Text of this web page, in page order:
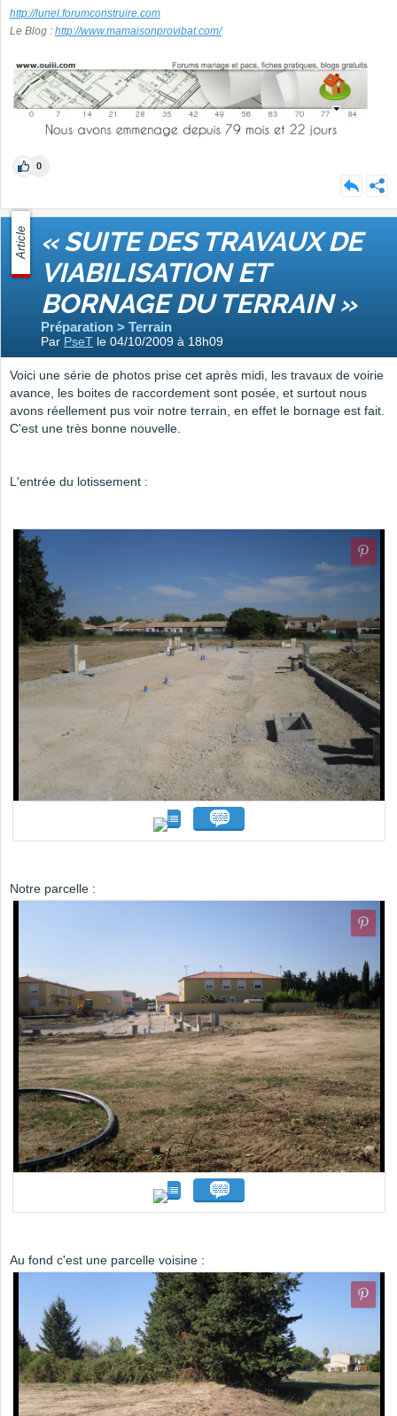
http://lunel.forumconstruire.com
Le Blog : http://www.mamaisonprovibat.com/
0
Article « SUITE DES TRAVAUX DE
VIABILISATION ET
BORNAGE DU TERRAIN »
Préparation > Terrain
Par PseT le 04/10/2009 à 18h09
Voici une série de photos prise cet après midi, les travaux de voirie
avance, les boites de raccordement sont posée, et surtout nous
avons réellement pus voir notre terrain, en effet le bornage est fait.
C'est une très bonne nouvelle.
L'entrée du lotissement :
Notre parcelle :
Au fond c'est une parcelle voisine :